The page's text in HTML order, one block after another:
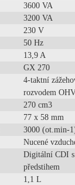
3600 VA
3200 VA
230 V
50 Hz
13,9 A
GX 270
4-taktní
rozvodem
270 cm3
77 x 58 mm
3000 (ot.min-
Nucené
Digitální CDI
předstihem
1,1 L